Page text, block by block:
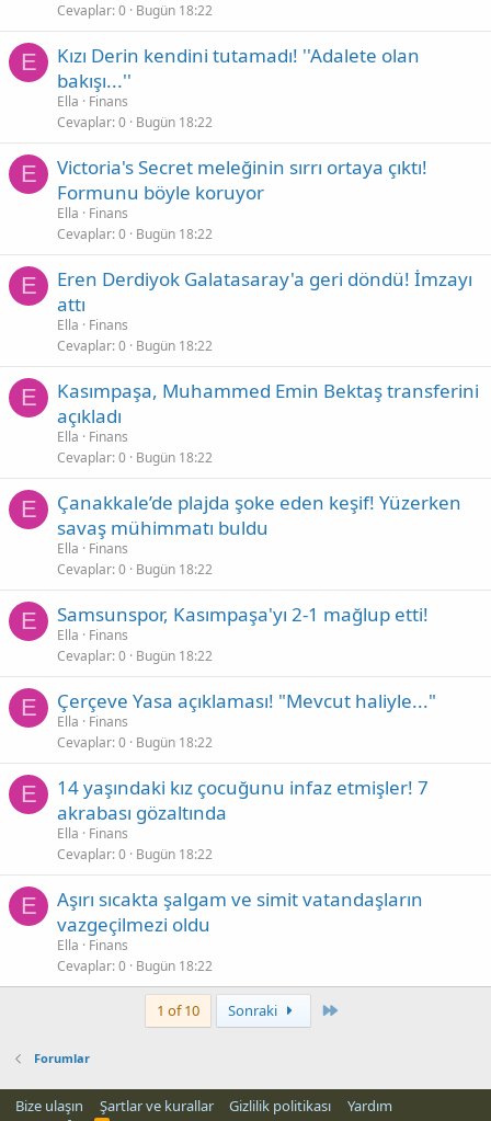
Cevaplar 0 Bugün 18:22
E
Kızı Derin kendini tutamadı! ''Adalete olan
bakışı...''
Ella
Finans
Cevaplar 0 Bugün 18:22
E
Victoria's Secret meleğinin sırrı ortaya çıktı!
Formunu böyle koruyor
Ella
Finans
Cevaplar 0 Bugün 18:22
E
Eren Derdiyok Galatasaray'a geri döndü! İmzayı
attı
Ella
Finans
Cevaplar 0 Bugün 18:22
E
Kasımpaşa, Muhammed Emin Bektaş transferini
açıkladı
Ella
Finans
Cevaplar 0 Bugün 18:22
E
Çanakkale’de plajda şoke eden keşif! Yüzerken
savaş mühimmatı buldu
Ella
Finans
Cevaplar 0 Bugün 18:22
E Samsunspor, Kasımpaşa'yı 2-1 mağlup etti!
Ella
Finans
Cevaplar 0 Bugün 18:22
E Çerçeve Yasa açıklaması! "Mevcut haliyle..."
Ella
Finans
Cevaplar 0 Bugün 18:22
E
14 yaşındaki kız çocuğunu infaz etmişler! 7
akrabası gözaltında
Ella
Finans
Cevaplar 0 Bugün 18:22
E
Aşırı sıcakta şalgam ve simit vatandaşların
vazgeçilmezi oldu
Ella
Finans
Cevaplar 0 Bugün 18:22
1 of 10 Sonraki
Forumlar
Bize ulaşın Şartlar ve kurallar Gizlilik politikası
Yardım